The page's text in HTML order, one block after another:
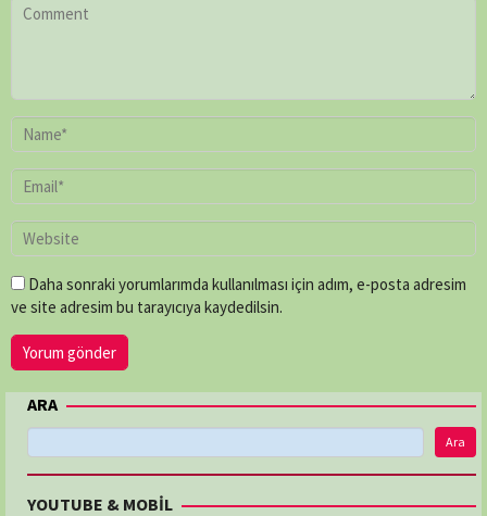
Daha sonraki yorumlarımda kullanılması için adım, e-posta adresim
ve site adresim bu tarayıcıya kaydedilsin.
ARA
Ara
YOUTUBE & MOBİL